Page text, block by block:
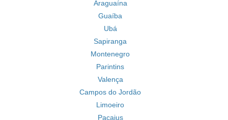
Araguaína
Guaíba
Ubá
Sapiranga
Montenegro
Parintins
Valença
Campos do Jordão
Limoeiro
Pacajus